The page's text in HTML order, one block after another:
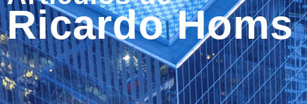
Ricardo Homs